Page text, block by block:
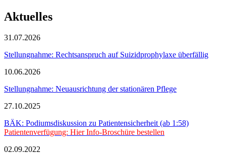
Aktuelles
31.07.2026
Stellungnahme: Rechtsanspruch auf Suizidprophylaxe überfällig
10.06.2026
Stellungnahme: Neuausrichtung der stationären Pflege
27.10.2025
BÄK: Podiumsdiskussion zu Patientensicherheit (ab 1:58)
Patientenverfügung: Hier Info-Broschüre bestellen
02.09.2022